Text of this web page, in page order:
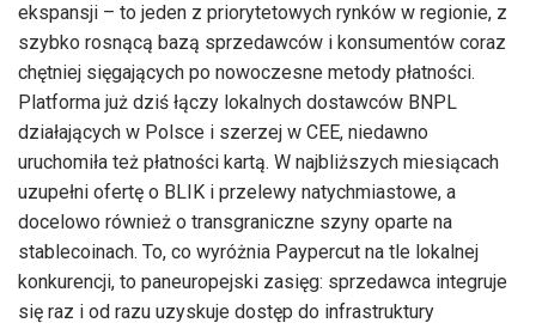
ekspansji – to jeden z priorytetowych rynków w regionie, z
szybko rosnącą bazą sprzedawców i konsumentów coraz
chętniej sięgających po nowoczesne metody płatności.
Platforma już dziś łączy lokalnych dostawców BNPL
działających w Polsce i szerzej w CEE, niedawno
uruchomiła też płatności kartą. W najbliższych miesiącach
uzupełni ofertę o BLIK i przelewy natychmiastowe, a
docelowo również o transgraniczne szyny oparte na
stablecoinach. To, co wyróżnia Paypercut na tle lokalnej
konkurencji, to paneuropejski zasięg: sprzedawca integruje
się raz i od razu uzyskuje dostęp do infrastruktury